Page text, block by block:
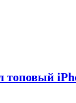
топовый